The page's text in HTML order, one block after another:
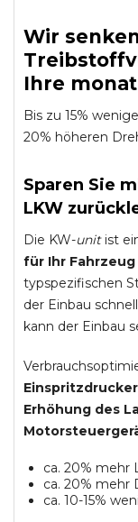
Wir
Ihre
Bis zu 15%
20% höheren
Sparen Sie
LKW
Die KW-unitist
für Ihr
typspezifischen
der Einbau
kann der Einbau
Erhöhung des
ca. 20% mehr
ca. 20%
ca. 10-15%